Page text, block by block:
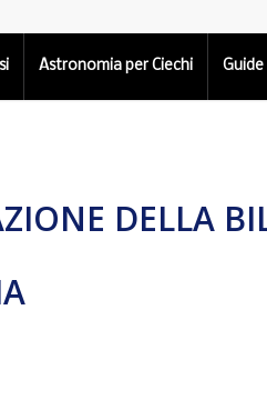
Astronomia per Ciechi
DELLA